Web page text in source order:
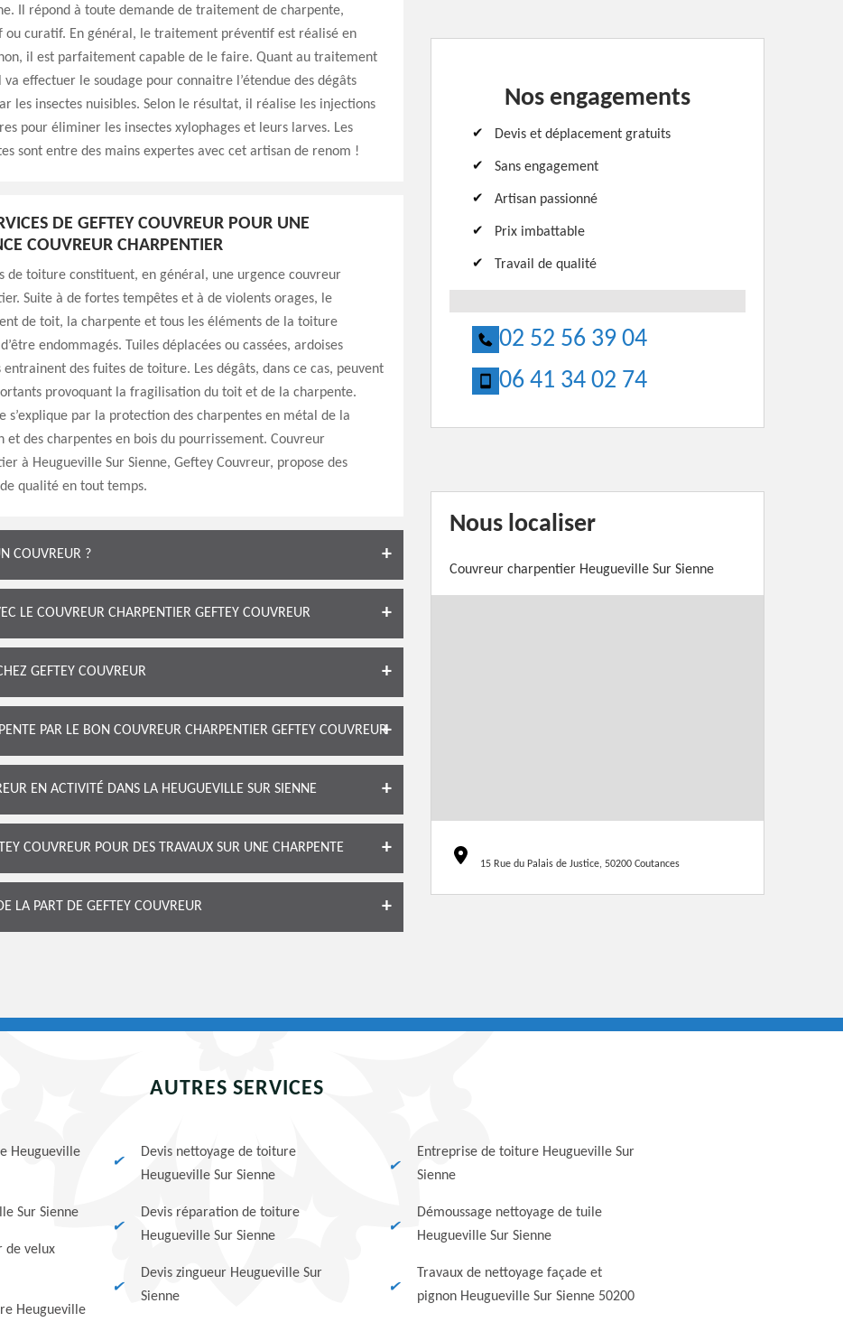
Il répond à toute demande de traitement de charpente,
ou curatif. En général, le traitement préventif est réalisé en
il est parfaitement capable de le faire. Quant au traitement
effectuer le soudage pour connaitre l’étendue des dégâts
les insectes nuisibles. Selon le résultat, il réalise les injections
pour éliminer les insectes xylophages et leurs larves. Les
sont entre des mains expertes avec cet artisan de renom !
DE GEFTEY COUVREUR POUR UNE
COUVREUR CHARPENTIER
de toiture constituent, en général, une urgence couvreur
Suite à de fortes tempêtes et à de violents orages, le
de toit, la charpente et tous les éléments de la toiture
endommagés. Tuiles déplacées ou cassées, ardoises
entrainent des fuites de toiture. Les dégâts, dans ce cas, peuvent
provoquant la fragilisation du toit et de la charpente.
s’explique par la protection des charpentes en métal de la
et des charpentes en bois du pourrissement. Couvreur
à Heugueville Sur Sienne, Geftey Couvreur, propose des
qualité en tout temps.
COUVREUR ?
LE COUVREUR CHARPENTIER GEFTEY COUVREUR
GEFTEY COUVREUR
PAR LE BON COUVREUR CHARPENTIER GEFTEY COUVREUR
EN ACTIVITÉ DANS LA HEUGUEVILLE SUR SIENNE
COUVREUR POUR DES TRAVAUX SUR UNE CHARPENTE
LA PART DE GEFTEY COUVREUR
Nos engagements
Devis et déplacement gratuits
Sans engagement
Artisan passionné
Prix imbattable
Travail de qualité
02 52 56 39 04
06 41 34 02 74
Nous localiser
Couvreur charpentier Heugueville Sur Sienne
15 Rue du Palais de Justice, 50200 Coutances
AUTRES SERVICES
Heugueville
Sur Sienne
de velux
Heugueville
Devis nettoyage de toiture
Heugueville Sur Sienne
Devis réparation de toiture
Heugueville Sur Sienne
Devis zingueur Heugueville Sur
Sienne
Entreprise de toiture Heugueville Sur
Sienne
Démoussage nettoyage de tuile
Heugueville Sur Sienne
Travaux de nettoyage façade et
pignon Heugueville Sur Sienne 50200